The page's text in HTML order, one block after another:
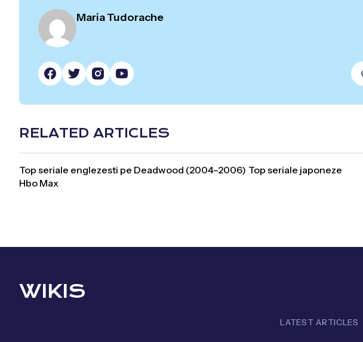
Maria Tudorache
RELATED ARTICLES
Top seriale englezesti pe
Hbo Max
Deadwood (2004–2006) Top seriale japoneze
WIKIS
LATEST ARTICLES